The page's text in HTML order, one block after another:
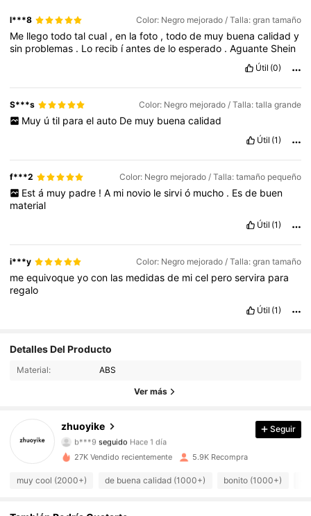
l***8 Color: Negro mejorado / Talla: gran tamaño
Me llegotodotalcual ,en lafoto ,todode muy buenacalidady
sin problemas . Lo recib íantesde loesperado .Aguante Shein
Útil (0)
S***s Color: Negro mejorado / Talla: talla grande
Muy ú til para el auto De muy buena calidad
Útil (1)
f***2 Color: Negro mejorado / Talla: tamaño pequeño
Est á muy padre ! A mi novio le sirvi ó mucho . Es de buen
material
Útil (1)
i***y Color: Negro mejorado / Talla: gran tamaño
meequivoqueyocon las medidasde micel peroservira para
regalo
Útil (1)
Detalles Del Producto
Material: ABS
Ver más
zhuoyike
4,87 312 Seguidores
b***9 seguido Hace 1 día
4,87 312 Seguidores
Seguir
27K Vendido recientemente 5.9K Recompra
muy cool (2000+) de buena calidad (1000+) bonito (1000+)